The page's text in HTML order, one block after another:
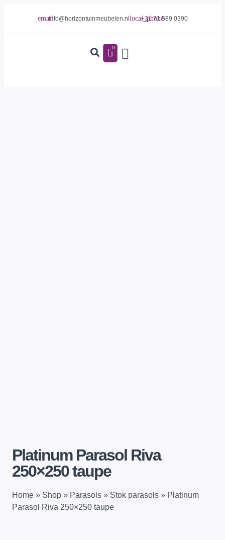
info@horizontuinmeubelen.nl +31 71 589 0390
0
Platinum Parasol Riva
250×250 taupe
Home » Shop » Parasols » Stok parasols » Platinum
Parasol Riva 250×250 taupe